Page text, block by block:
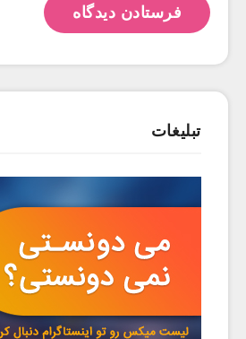
تبلیغات